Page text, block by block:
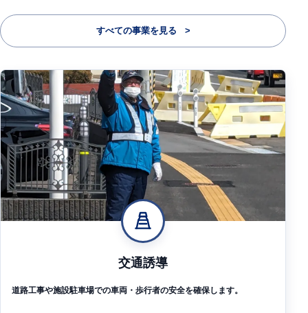
すべての事業を見る
交通誘導
道路工事や施設駐車場での車両・歩行者の安全を確保します。